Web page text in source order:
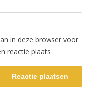
in deze browser voor
reactie plaats.